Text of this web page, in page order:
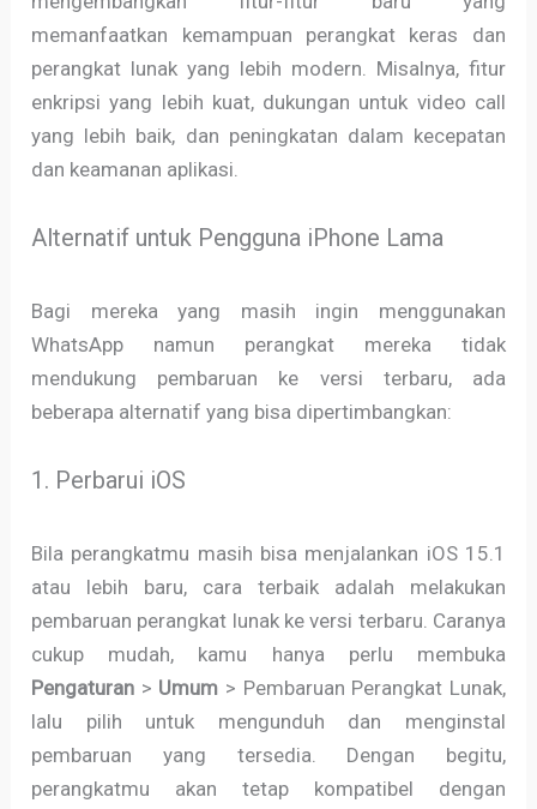
memanfaatkan kemampuan perangkat keras dan
perangkat lunak yang lebih modern. Misalnya, fitur
enkripsi yang lebih kuat, dukungan untuk video call
yang lebih baik, dan peningkatan dalam kecepatan
dan keamanan aplikasi.
Alternatif untuk Pengguna iPhone Lama
Bagi mereka yang masih ingin menggunakan
WhatsApp namun perangkat mereka tidak
mendukung pembaruan ke versi terbaru, ada
beberapa alternatif yang bisa dipertimbangkan:
1. Perbarui iOS
Bila perangkatmu masih bisa menjalankan iOS 15.1
atau lebih baru, cara terbaik adalah melakukan
pembaruan perangkat lunak ke versi terbaru. Caranya
cukup mudah, kamu hanya perlu membuka
Pengaturan > Umum > Pembaruan Perangkat Lunak,
lalu pilih untuk mengunduh dan menginstal
pembaruan yang tersedia. Dengan begitu,
perangkatmu akan tetap kompatibel dengan